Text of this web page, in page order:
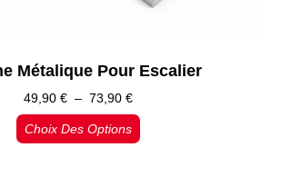
Métalique Pour Escalier
49,90 € – 73,90 €
Choix Des Options